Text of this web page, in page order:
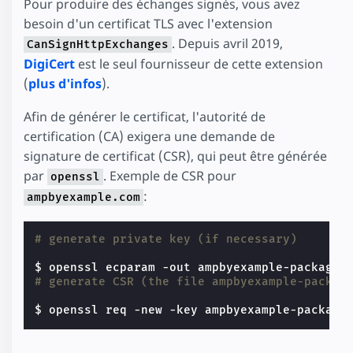
Pour produire des échanges signés, vous avez
besoin d'un certificat TLS avec l'extension
CanSignHttpExchanges . Depuis avril 2019,
DigiCert est le seul fournisseur de cette extension
(plus d'infos).
Afin de générer le certificat, l'autorité de
certification (CA) exigera une demande de
signature de certificat (CSR), qui peut être générée
par openssl . Exemple de CSR pour
ampbyexample.com :
# generate private key (if necessary)
# generate CSR (the file ampbyexample-
$ openssl req -new -key ampbyexample-